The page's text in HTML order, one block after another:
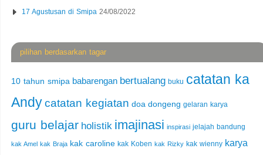
17 Agustusan di Smipa 24/08/2022
pilihan berdasarkan tagar
10 tahun smipa babarengan bertualang buku catatan ka
Andycatatan kegiatan doa dongeng gelaran karya
guru belajar holistik imajinasi inspirasi jelajah bandung
kak Amel kak Braja kak caroline kak Koben kak Rizky kak wienny karya